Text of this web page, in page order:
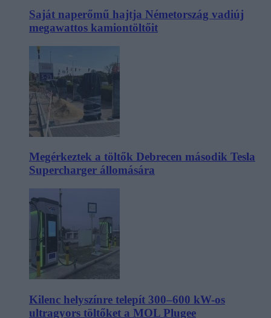
Saját naperőmű hajtja Németország vadiúj
megawattos kamiontöltőit
Megérkeztek a töltők Debrecen második Tesla
Supercharger állomására
Kilenc helyszínre telepít 300–600 kW-os
ultragyors töltőket a MOL Plugee